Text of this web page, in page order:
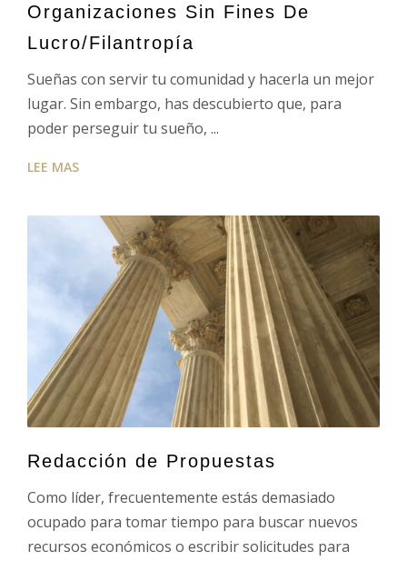
Organizaciones Sin Fines De
Lucro/Filantropía
Sueñas con servir tu comunidad y hacerla un mejor
lugar. Sin embargo, has descubierto que, para
poder perseguir tu sueño, ...
LEE MAS
Redacción de Propuestas
Como líder, frecuentemente estás demasiado
ocupado para tomar tiempo para buscar nuevos
recursos económicos o escribir solicitudes para